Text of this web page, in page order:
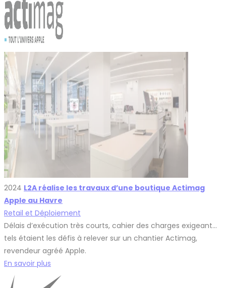
2024 L2A réalise les travaux d’une boutique Actimag
Apple au Havre
Retail et Déploiement
Délais d’exécution très courts, cahier des charges exigeant...
tels étaient les défis à relever sur un chantier Actimag,
revendeur agréé Apple.
En savoir plus